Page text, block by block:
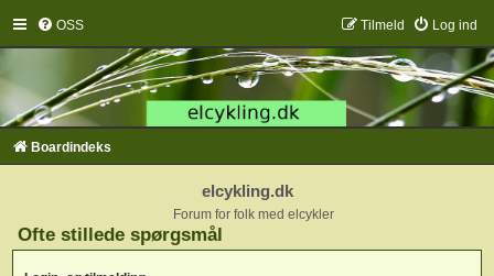
OSS Log ind
Tilmeld
Boardindeks
elcykling.dk
Forum for folk med elcykler
Ofte stillede spørgsmål